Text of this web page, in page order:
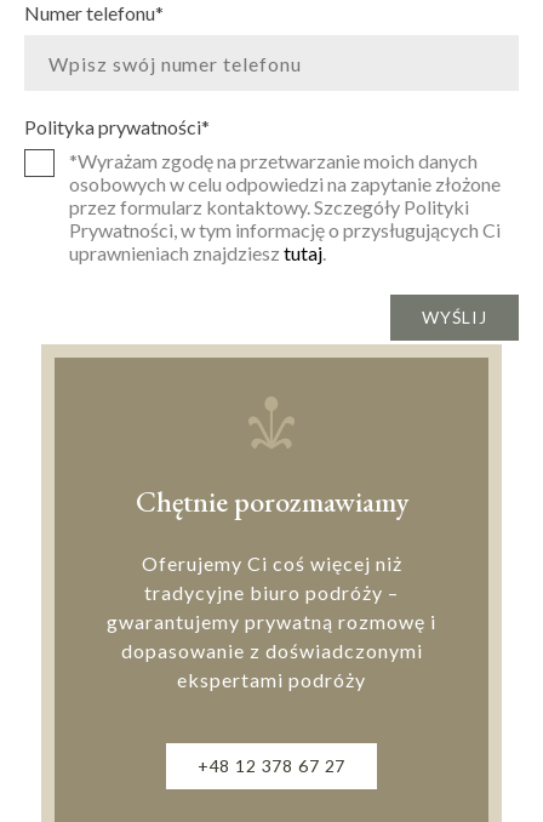
Numer telefonu*
Polityka prywatności*
*Wyrażam zgodę na przetwarzanie moich danych
osobowych w celu odpowiedzi na zapytanie złożone
przez formularz kontaktowy. Szczegóły Polityki
Prywatności, w tym informację o przysługujących Ci
uprawnieniach znajdziesz tutaj.
Chętnie porozmawiamy
Oferujemy Ci coś więcej niż
tradycyjne biuro podróży –
gwarantujemy prywatną rozmowę i
dopasowanie z doświadczonymi
ekspertami podróży
+48 12 378 67 27